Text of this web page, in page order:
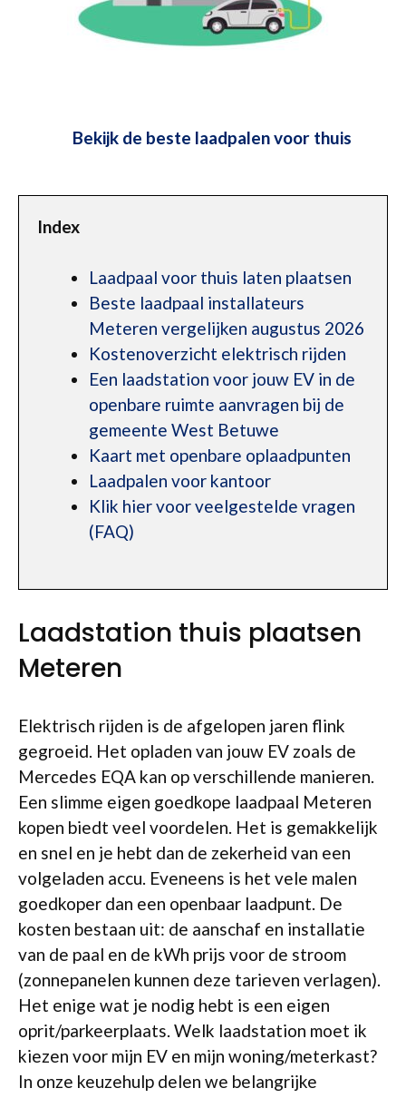
Bekijk de beste laadpalen voor thuis
Index
Laadpaal voor thuis laten plaatsen
Beste laadpaal installateurs
Meteren vergelijken augustus 2026
Kostenoverzicht elektrisch rijden
Een laadstation voor jouw EV in de
openbare ruimte aanvragen bij de
gemeente West Betuwe
Kaart met openbare oplaadpunten
Laadpalen voor kantoor
Klik hier voor veelgestelde vragen
(FAQ)
Laadstation thuis plaatsen
Meteren
Elektrisch rijden is de afgelopen jaren flink
gegroeid. Het opladen van jouw EV zoals de
Mercedes EQA kan op verschillende manieren.
Een slimme eigen goedkope laadpaal Meteren
kopen biedt veel voordelen. Het is gemakkelijk
en snel en je hebt dan de zekerheid van een
volgeladen accu. Eveneens is het vele malen
goedkoper dan een openbaar laadpunt. De
kosten bestaan uit: de aanschaf en installatie
van de paal en de kWh prijs voor de stroom
(zonnepanelen kunnen deze tarieven verlagen).
Het enige wat je nodig hebt is een eigen
oprit/parkeerplaats. Welk laadstation moet ik
kiezen voor mijn EV en mijn woning/meterkast?
In onze keuzehulp delen we belangrijke